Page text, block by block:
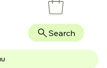
Search